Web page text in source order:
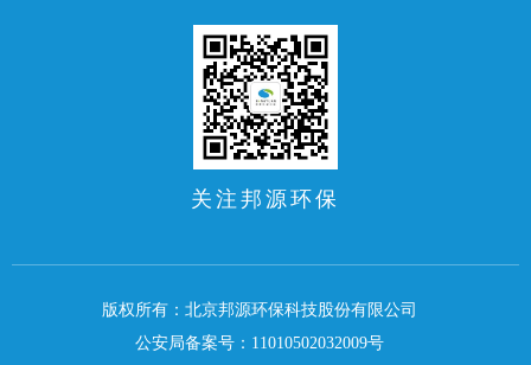
关注邦源环保
版权所有：北京邦源环保科技股份有限公司
公安局备案号：11010502032009号